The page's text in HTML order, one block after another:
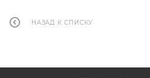
НАЗАД К СПИСКУ